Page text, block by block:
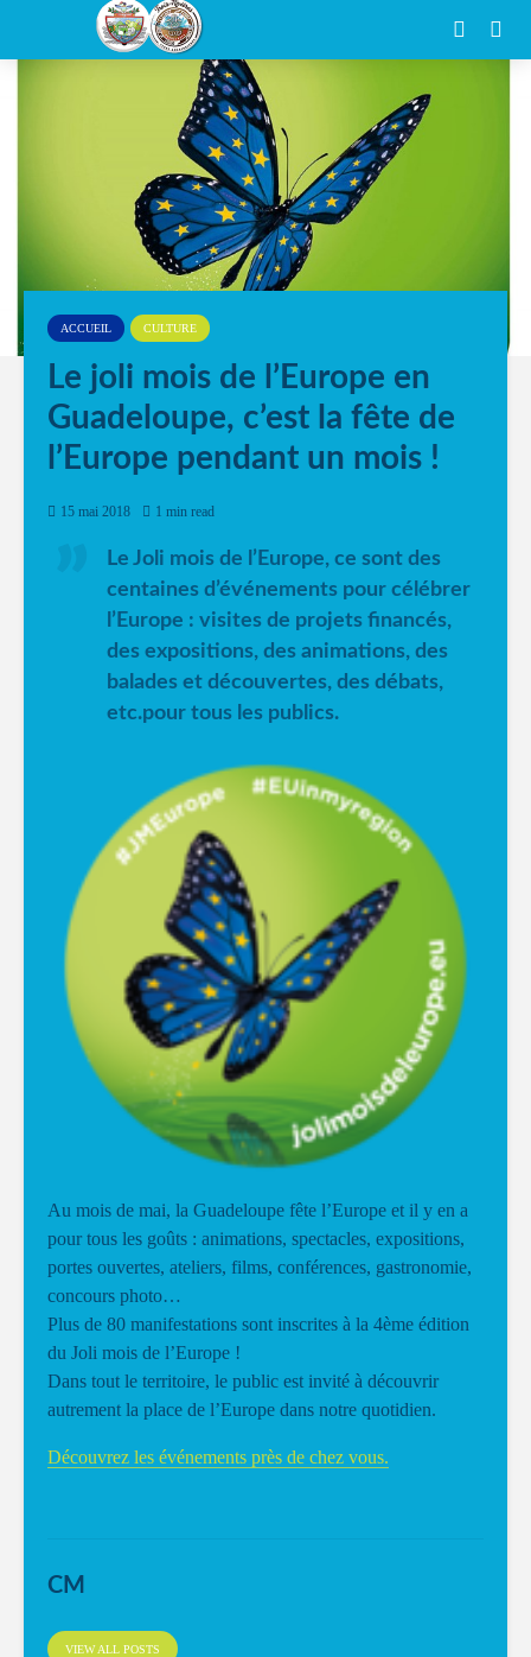
ACCUEIL CULTURE
Le joli mois de l’Europe en
Guadeloupe, c’est la fête de
l’Europe pendant un mois !
15 mai 2018 1 min read
Le Joli mois de l’Europe, ce sont des
centaines d’événements pour célébrer
l’Europe : visites de projets financés,
des expositions, des animations, des
balades et découvertes, des débats,
etc.pour tous les publics.
Au mois de mai, la Guadeloupe fête l’Europe et il y en a
pour tous les goûts : animations, spectacles, expositions,
portes ouvertes, ateliers, films, conférences, gastronomie,
concours photo…
Plus de 80 manifestations sont inscrites à la 4ème édition
du Joli mois de l’Europe !
Dans tout le territoire, le public est invité à découvrir
autrement la place de l’Europe dans notre quotidien.
Découvrez les événements près de chez vous.
CM
VIEW ALL POSTS